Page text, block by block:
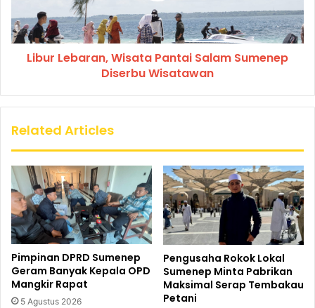
Libur Lebaran, Wisata Pantai Salam Sumenep
Diserbu Wisatawan
Related Articles
Pimpinan DPRD Sumenep
Geram Banyak Kepala OPD
Mangkir Rapat
5 Agustus 2026
Pengusaha Rokok Lokal
Sumenep Minta Pabrikan
Maksimal Serap Tembakau
Petani